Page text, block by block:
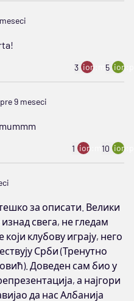
3 ion:minus
5
pre 9 meseci
1 ion:minus
10
за описати. Велики
свега, не гледам
клубову играју, него
Срби (Тренутно
Доведен сам био у
а најгори
да нас Албанија